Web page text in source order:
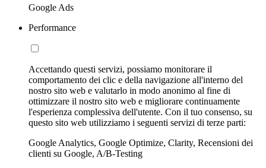
Google Ads
Performance
Accettando questi servizi, possiamo monitorare il
comportamento dei clic e della navigazione all'interno del
nostro sito web e valutarlo in modo anonimo al fine di
ottimizzare il nostro sito web e migliorare continuamente
l'esperienza complessiva dell'utente. Con il tuo consenso, su
questo sito web utilizziamo i seguenti servizi di terze parti:
Google Analytics, Google Optimize, Clarity, Recensioni dei
clienti su Google, A/B-Testing